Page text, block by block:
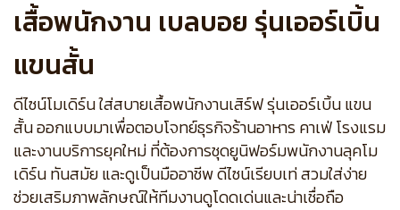
เสื้อพนักงาน เบลบอย รุ่นเออร์เบิ้น
แขนสั้น
ดีไซน์โมเดิร์น ใส่สบายเสื้อพนักงานเสิร์ฟ รุ่นเออร์เบิ้น แขน
สั้น ออกแบบมาเพื่อตอบโจทย์ธุรกิจร้านอาหาร คาเฟ่ โรงแรม
และงานบริการยุคใหม่ ที่ต้องการชุดยูนิฟอร์มพนักงานลุคโม
เดิร์น ทันสมัย และดูเป็นมืออาชีพ ดีไซน์เรียบเท่ สวมใส่ง่าย
ช่วยเสริมภาพลักษณ์ให้ทีมงานดูโดดเด่นและน่าเชื่อถือ